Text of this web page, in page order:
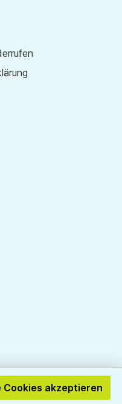
Cookies akzeptieren